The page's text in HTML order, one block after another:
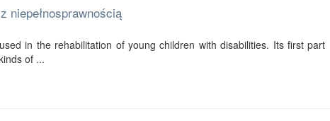
niepełnosprawnością
in the rehabilitation of young children with disabilities. Its first part
of ...